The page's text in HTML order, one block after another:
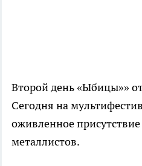
Второй день «Ыбицы»»
Сегодня на
оживленное
металлистов.